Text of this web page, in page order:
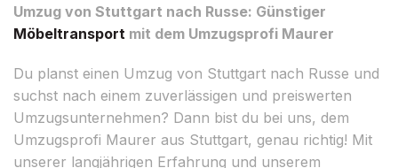
Umzug von Stuttgart nach Russe: Günstiger
Möbeltransport mit dem Umzugsprofi Maurer
Du planst einen Umzug von Stuttgart nach Russe und
suchst nach einem zuverlässigen und preiswerten
Umzugsunternehmen? Dann bist du bei uns, dem
Umzugsprofi Maurer aus Stuttgart, genau richtig! Mit
unserer langjährigen Erfahrung und unserem